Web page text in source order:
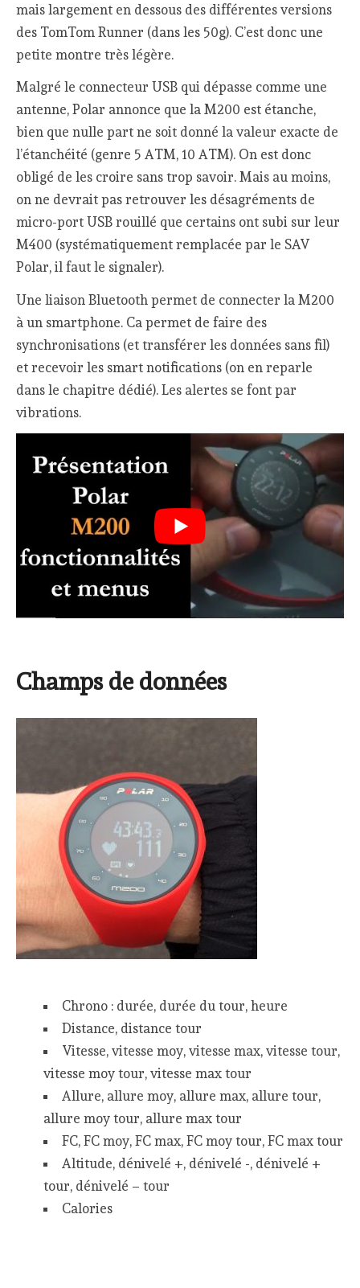
mais largement en dessous des différentes versions
des TomTom Runner (dans les 50g). C’est donc une
petite montre très légère.
Malgré le connecteur USB qui dépasse comme une
antenne, Polar annonce que la M200 est étanche,
bien que nulle part ne soit donné la valeur exacte de
l’étanchéité (genre 5 ATM, 10 ATM). On est donc
obligé de les croire sans trop savoir. Mais au moins,
on ne devrait pas retrouver les désagréments de
micro-port USB rouillé que certains ont subi sur leur
M400 (systématiquement remplacée par le SAV
Polar, il faut le signaler).
Une liaison Bluetooth permet de connecter la M200
à un smartphone. Ca permet de faire des
synchronisations (et transférer les données sans fil)
et recevoir les smart notifications (on en reparle
dans le chapitre dédié). Les alertes se font par
vibrations.
Champs de données
Chrono : durée, durée du tour, heure
Distance, distance tour
Vitesse, vitesse moy, vitesse max, vitesse tour,
vitesse moy tour, vitesse max tour
Allure, allure moy, allure max, allure tour,
allure moy tour, allure max tour
FC, FC moy, FC max, FC moy tour, FC max tour
Altitude, dénivelé +, dénivelé -, dénivelé +
tour, dénivelé – tour
Calories